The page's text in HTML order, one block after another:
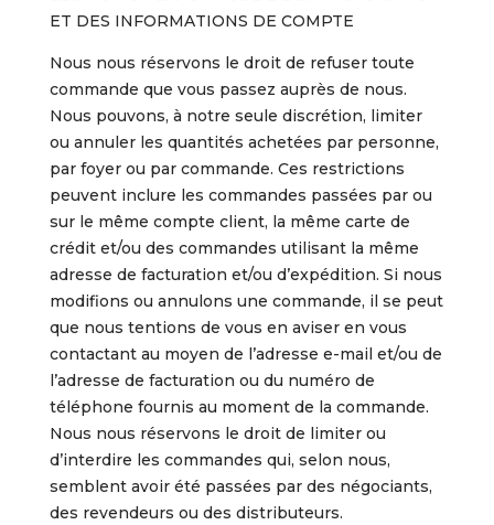
ET DES INFORMATIONS DE COMPTE
Nous nous réservons le droit de refuser toute
commande que vous passez auprès de nous.
Nous pouvons, à notre seule discrétion, limiter
ou annuler les quantités achetées par personne,
par foyer ou par commande. Ces restrictions
peuvent inclure les commandes passées par ou
sur le même compte client, la même carte de
crédit et/ou des commandes utilisant la même
adresse de facturation et/ou d’expédition. Si nous
modifions ou annulons une commande, il se peut
que nous tentions de vous en aviser en vous
contactant au moyen de l’adresse e-mail et/ou de
l’adresse de facturation ou du numéro de
téléphone fournis au moment de la commande.
Nous nous réservons le droit de limiter ou
d’interdire les commandes qui, selon nous,
semblent avoir été passées par des négociants,
des revendeurs ou des distributeurs.